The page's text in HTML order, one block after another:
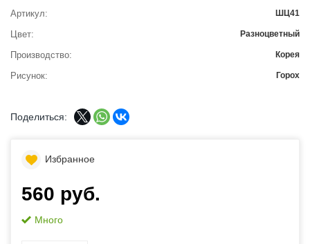
Артикул ШЦ41
Цвет Разноцветный
Производство Корея
Рисунок Горох
Поделиться:
Избранное
560 руб.
Много